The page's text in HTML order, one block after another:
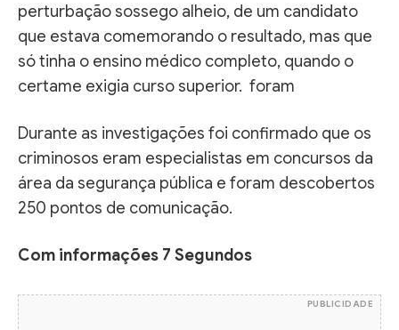
perturbação sossego alheio, de um candidato
que estava comemorando o resultado, mas que
só tinha o ensino médico completo, quando o
certame exigia curso superior. foram
Durante as investigações foi confirmado que os
criminosos eram especialistas em concursos da
área da segurança pública e foram descobertos
250 pontos de comunicação.
Com informações 7 Segundos
PUBLICIDADE